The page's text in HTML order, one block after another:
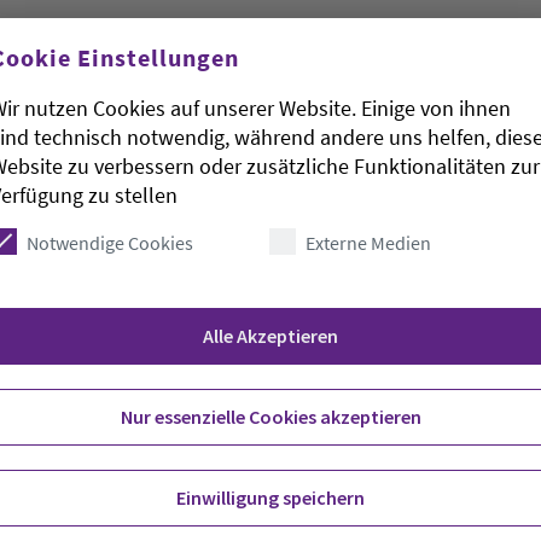
in Niedersachsen, Hans-Joachim Lenke,
2G-plus-Regel für die Gastronomie zur
der hohen Inzidenzzahlen sei diese
Hannover. Zu begrüßen sei auch eine
Einrichtungen passen die vorhandenen
dafür weiter auf rechtssichere
Lenke mit Blick auf die Konferenz der
der Bundesregierung, die am Freitag
Einstellungen
nutzen Cookies auf unserer Website. Einige von ihnen
technisch notwendig, während andere uns helfen,
zu verbessern oder zusätzliche Funktionalitäten zur
zu stellen
Notwendige Cookies Externe Medien
Alle Akzeptieren
Nur essenzielle Cookies akzeptieren
Einwilligung speichern